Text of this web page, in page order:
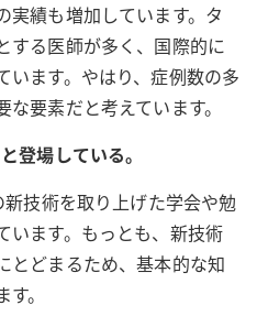
実績も増加しています。タ
する医師が多く、国際的に
います。やはり、症例数の多
要素だと考えています。
登場している。
技術を取り上げた学会や勉
います。もっとも、新技術
とどまるため、基本的な知
。